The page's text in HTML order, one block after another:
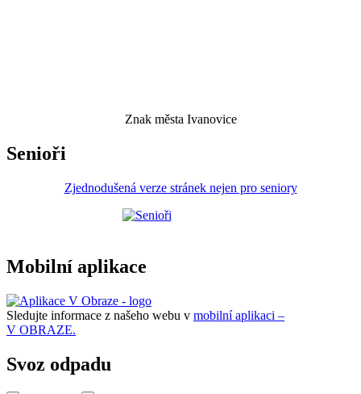
Znak města Ivanovice
Senioři
Zjednodušená verze stránek nejen pro seniory
Mobilní aplikace
Sledujte informace z našeho webu v mobilní aplikaci –
V OBRAZE.
Svoz odpadu